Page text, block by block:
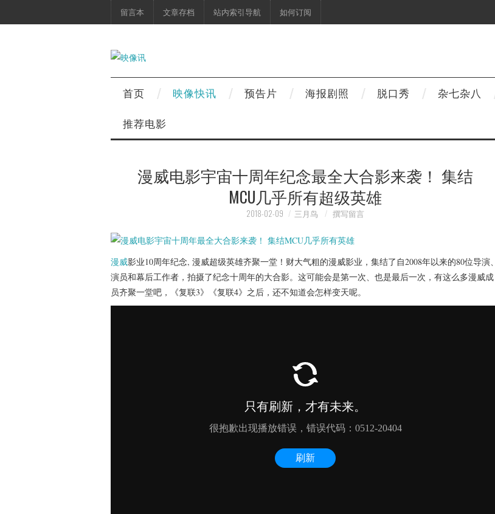
留言本 文章存档 站内索引导航 如何订阅
首页 映像快讯 预告片 海报剧照 脱口秀 杂七杂八
推荐电影
漫威电影宇宙十周年纪念最全大合影来袭！ 集结
MCU几乎所有超级英雄
2018-02-09 三月鸟 撰写留言
漫威影业10周年纪念, 漫威超级英雄齐聚一堂！财大气粗的漫威影业，集结了自2008年以来的80位导演、
演员和幕后工作者，拍摄了纪念十周年的大合影。这可能会是第一次、也是最后一次，有这么多漫威成
员齐聚一堂吧，《复联3》《复联4》之后，还不知道会怎样变天呢。